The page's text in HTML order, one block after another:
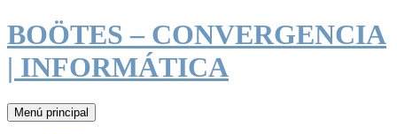
Saltar
al
contenido
BOÖTES – CONVERGENCIA
| INFORMÁTICA
Buscar
Menú principal